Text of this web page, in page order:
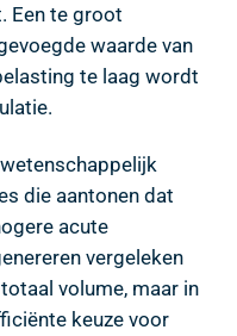
Een te groot
waarde van
te laag wordt
die aantonen dat
acute
vergeleken
volume, maar in
keuze voor